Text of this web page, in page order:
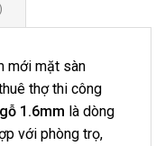
mới mặt sàn
thợ thi công
1.6mm là dòng
với phòng trọ,